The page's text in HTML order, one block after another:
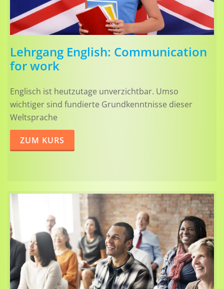
Lehrgang English: Communication
for work
Englisch ist heutzutage unverzichtbar. Umso
wichtiger sind fundierte Grundkenntnisse dieser
Weltsprache
ZUM KURS